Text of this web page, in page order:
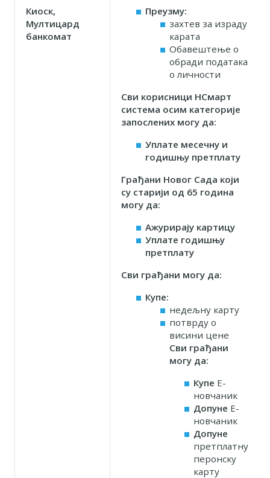
Киоск,
Мултицард
банкомат
Преузму:
захтев за израду
карата
Обавештење о
обради података
о личности
Сви корисници НСмарт
система осим категорије
запослених могу да:
Уплате месечну и
годишњу претплату
Грађани Новог Сада који
су старији од 65 година
могу да:
Ажурирају картицу
Уплате годишњу
претплату
Сви грађани могу да:
Купе:
недељну карту
потврду о
висини цене
Сви грађани
могу да:
Купе Е-
новчаник
Допуне Е-
новчаник
Допуне
претплатну
перонску
карту